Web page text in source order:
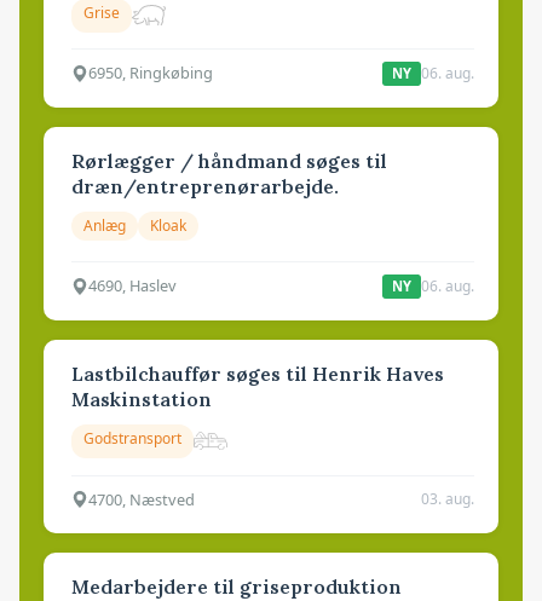
Grise
6950, Ringkøbing NY 06. aug.
Rørlægger / håndmand søges til
dræn/entreprenørarbejde.
Anlæg Kloak
4690, Haslev NY 06. aug.
Lastbilchauffør søges til Henrik Haves
Maskinstation
Godstransport
4700, Næstved 03. aug.
Medarbejdere til griseproduktion